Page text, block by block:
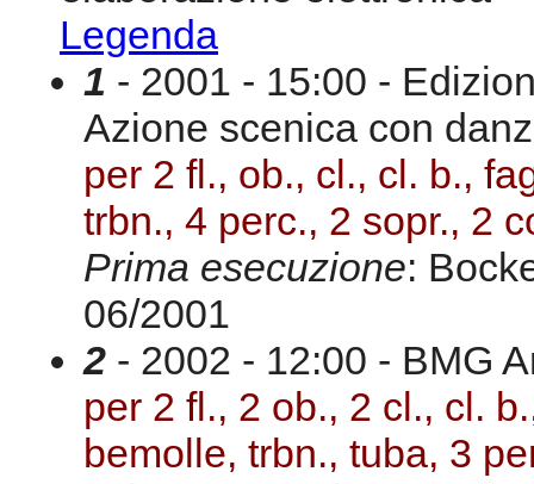
Legenda
1 - 2001 - 15:00 -
Azione scenica con
per 2 fl., ob., cl., cl. b.,
trbn., 4 perc., 2 sopr., 2
Prima esecuzione:
06/2001
2 - 2002 - 12:00 - BMG
per 2 fl., 2 ob., 2 cl., cl.
bemolle, trbn., tuba, 3